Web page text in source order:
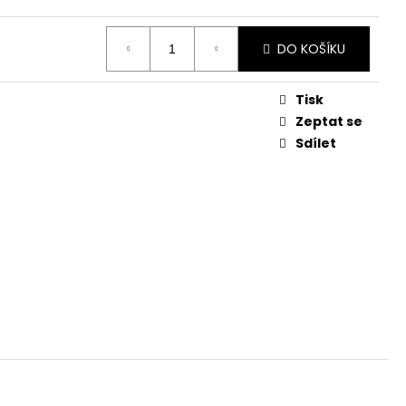
DO KOŠÍKU
Tisk
Zeptat se
Sdílet